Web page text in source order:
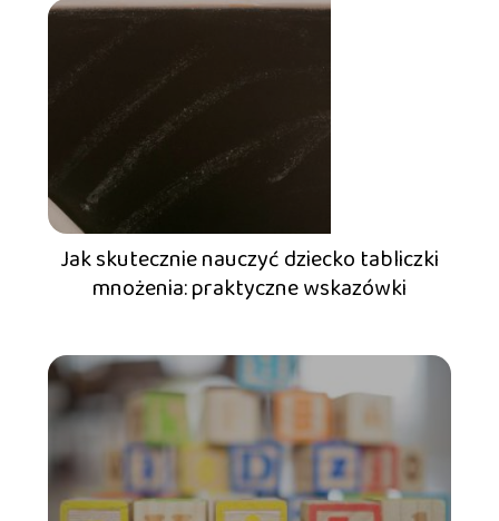
Jak skutecznie nauczyć dziecko tabliczki
mnożenia: praktyczne wskazówki